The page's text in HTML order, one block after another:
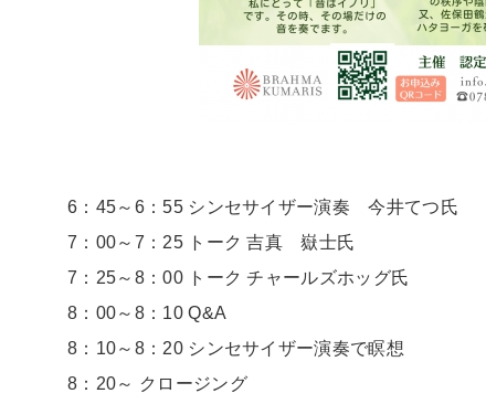
6：45～6：55 シンセサイザー演奏 今井てつ氏
7：00～7：25 トーク 吉真 嶽士氏
7：25～8：00 トーク チャールズホッグ氏
8：00～8：10 Q&A
8：10～8：20 シンセサイザー演奏で瞑想
8：20～ クロージング